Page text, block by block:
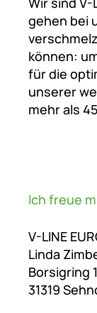
gehen bei
können:
für die
unserer
mehr als
Ich freue
V-LINE
Linda
Borsigring
31319